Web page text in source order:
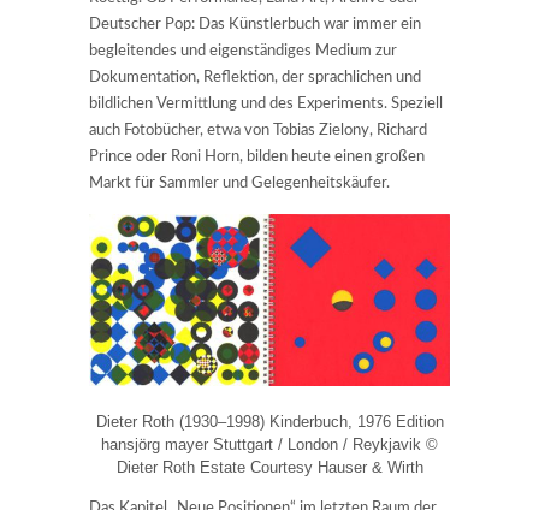
Deutscher Pop: Das Künstlerbuch war immer ein
begleitendes und eigenständiges Medium zur
Dokumentation, Reflektion, der sprachlichen und
bildlichen Vermittlung und des Experiments. Speziell
auch Fotobücher, etwa von Tobias Zielony, Richard
Prince oder Roni Horn, bilden heute einen großen
Markt für Sammler und Gelegenheitskäufer.
Dieter Roth (1930–1998) Kinderbuch, 1976 Edition
hansjörg mayer Stuttgart / London / Reykjavik ©
Dieter Roth Estate Courtesy Hauser & Wirth